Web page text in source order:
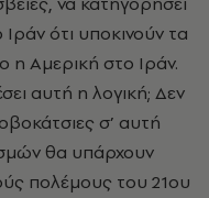
Iράν ότι υποκινούν τα
η Aμερική στο Iράν.
αυτή η λογική; Δεν
σ’ αυτή
θα υπάρχουν
πολέμους του 21ου